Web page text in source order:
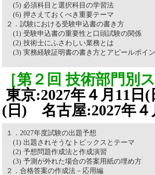
(5) 必須科目と選択科目の学習法
(6) 押さえておくべき重要テーマ
２．試験における受験申込書の書き方
(1) 受験申込書の重要性と口頭試験の関係
(2) 技術士にふさわしい業務とは
(3) 実務経験証明書の書き方とアピールポイ
［第２回 技術部門別
東京:2027年４月11
(日) 名古屋:2027年４
１．2027年度試験の出題予想
(1) 出題されそうなトピックスとテーマ
(2) 予想問題作成法と作成演習
(3) 予測が外れた場合の答案用紙の埋め方
２．合格答案の作成法－応用編